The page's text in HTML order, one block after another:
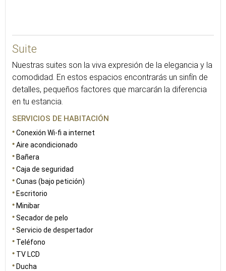
Suite
Nuestras suites son la viva expresión de la elegancia y la
comodidad. En estos espacios encontrarás un sinfín de
detalles, pequeños factores que marcarán la diferencia
en tu estancia.
SERVICIOS DE HABITACIÓN
Conexión Wi-fi a internet
Aire acondicionado
Bañera
Caja de seguridad
Cunas (bajo petición)
Escritorio
Minibar
Secador de pelo
Servicio de despertador
Teléfono
TV LCD
Ducha